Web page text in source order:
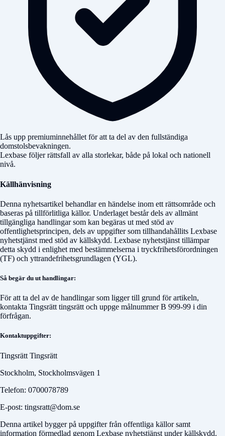
Lås upp premiuminnehållet för att ta del av den fullständiga
domstolsbevakningen.
Lexbase följer rättsfall av alla storlekar, både på lokal och nationell
nivå.
Källhänvisning
Denna nyhetsartikel behandlar en händelse inom ett rättsområde och
baseras på tillförlitliga källor. Underlaget består dels av allmänt
tillgängliga handlingar som kan begäras ut med stöd av
offentlighetsprincipen, dels av uppgifter som tillhandahållits Lexbase
nyhetstjänst med stöd av källskydd. Lexbase nyhetstjänst tillämpar
detta skydd i enlighet med bestämmelserna i tryckfrihetsförordningen
(TF) och yttrandefrihetsgrundlagen (YGL).
Så begär du ut handlingar:
För att ta del av de handlingar som ligger till grund för artikeln,
kontakta Tingsrätt tingsrätt och uppge målnummerB 999-99 i din
förfrågan.
Kontaktuppgifter:
Tingsrätt Tingsrätt
Stockholm, Stockholmsvägen 1
Telefon: 0700078789
E-post: tingsratt@dom.se
Denna artikel bygger på uppgifter från offentliga källor samt
information förmedlad genom Lexbase nyhetstjänst under källskydd.